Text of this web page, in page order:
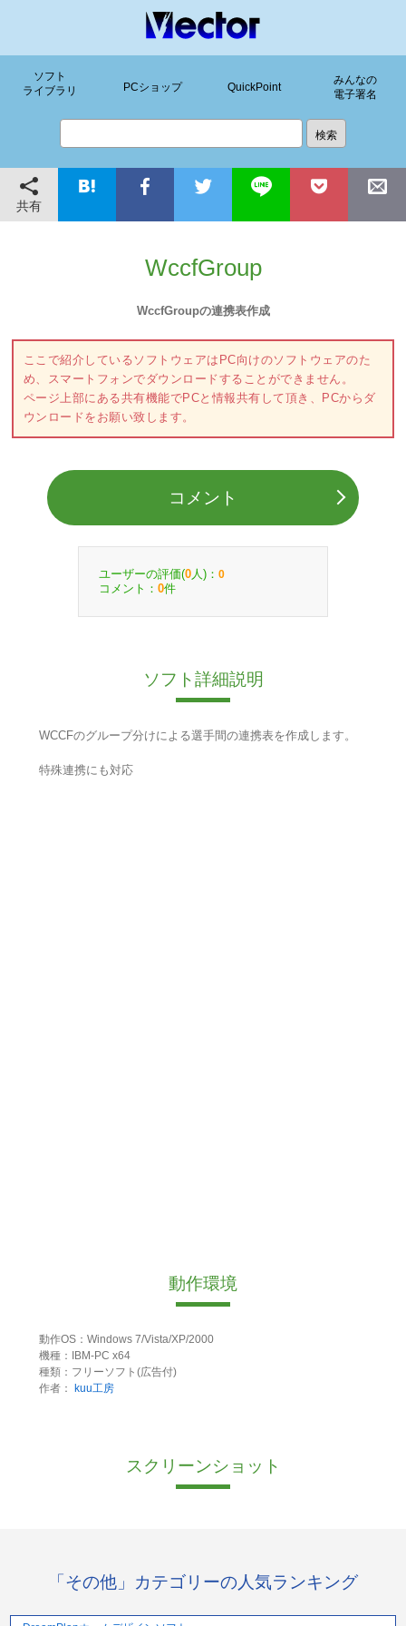
ソフト
ライブラリ
PCショップ QuickPoint
みんなの
電子署名
共有
WccfGroup
WccfGroupの連携表作成
ここで紹介しているソフトウェアはPC向けのソフトウェアのた
め、スマートフォンでダウンロードすることができません。
ページ上部にある共有機能でPCと情報共有して頂き、PCからダ
ウンロードをお願い致します。
コメント
ユーザーの評価(0 人)： 0
コメント： 0件
ソフト詳細説明
WCCFのグループ分けによる選手間の連携表を作成します。
特殊連携にも対応
動作環境
動作OS：Windows 7/Vista/XP/2000
機種：IBM-PC x64
種類：フリーソフト(広告付)
作者：
kuu工房
スクリーンショット
「その他」カテゴリーの人気ランキング